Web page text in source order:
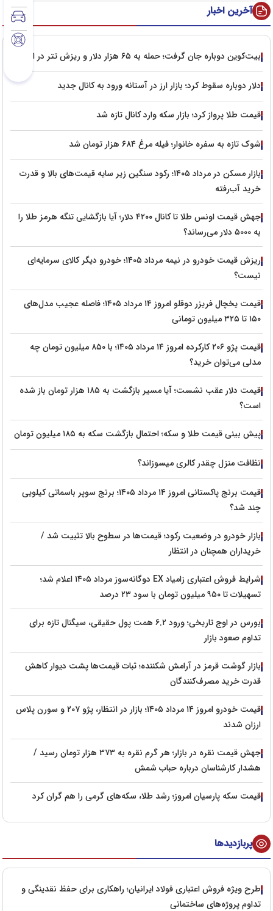
آخرین اخبار
بیت‌کوین دوباره جان گرفت؛ حمله به ۶۵ هزار دلار و ریزش تتر در ایران
دلار دوباره سقوط کرد؛ بازار ارز در آستانه ورود به کانال جدید
قیمت طلا پرواز کرد؛ بازار سکه وارد کانال تازه شد
شوک تازه به سفره خانوار؛ فیله مرغ ۶۸۴ هزار تومان شد
بازار مسکن در مرداد ۱۴۰۵؛ رکود سنگین زیر سایه قیمت‌های بالا و قدرت
خرید آب‌رفته
جهش قیمت اونس طلا تا کانال ۴۲۰۰ دلار؛ آیا بازگشایی تنگه هرمز طلا را
به ۵۰۰۰ دلار می‌رساند؟
ریزش قیمت خودرو در نیمه مرداد ۱۴۰۵؛ خودرو دیگر کالای سرمایه‌ای
نیست؟
قیمت یخچال فریزر دوقلو امروز ۱۴ مرداد ۱۴۰۵؛ فاصله عجیب مدل‌های
۱۵۰ تا ۳۲۵ میلیون تومانی
قیمت پژو ۲۰۶ کارکرده امروز ۱۴ مرداد ۱۴۰۵؛ با ۸۵۰ میلیون تومان چه
مدلی می‌توان خرید؟
قیمت دلار عقب نشست؛ آیا مسیر بازگشت به ۱۸۵ هزار تومان باز شده
است؟
پیش‌ بینی قیمت طلا و سکه؛ احتمال بازگشت سکه به ۱۸۵ میلیون تومان
نظافت منزل چقدر کالری میسوزاند؟
قیمت برنج پاکستانی امروز ۱۴ مرداد ۱۴۰۵؛ برنج سوپر باسماتی کیلویی
چند شد؟
بازار خودرو در وضعیت رکود؛ قیمت‌ها در سطوح بالا تثبیت شد /
خریداران همچنان در انتظار
شرایط فروش اعتباری زامیاد EX دوگانه‌سوز مرداد ۱۴۰۵ اعلام شد؛
تسهیلات تا ۹۵۰ میلیون تومان با سود ۲۳ درصد
بورس در اوج تاریخی؛ ورود ۶.۲ همت پول حقیقی، سیگنال تازه برای
تداوم صعود بازار
بازار گوشت قرمز در آرامش شکننده؛ ثبات قیمت‌ها پشت دیوار کاهش
قدرت خرید مصرف‌کنندگان
قیمت خودرو امروز ۱۴ مرداد ۱۴۰۵؛ بازار در انتظار، پژو ۲۰۷ و سورن پلاس
ارزان شدند
جهش قیمت نقره در بازار؛ هر گرم نقره به ۳۷۳ هزار تومان رسید /
هشدار کارشناسان درباره حباب شمش
قیمت سکه پارسیان امروز؛ رشد طلا، سکه‌های گرمی را هم گران کرد
پربازدیدها
طرح ویژه فروش اعتباری فولاد ایرانیان؛ راهکاری برای حفظ نقدینگی و
تداوم پروژه‌های ساختمانی